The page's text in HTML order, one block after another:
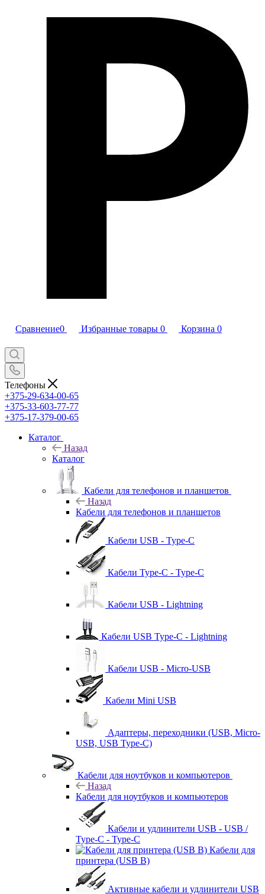
Сравнение0 Избранные товары 0 Корзина 0
Телефоны
+375-29-634-00-65
+375-33-603-77-77
+375-17-379-00-65
Каталог
Назад
Каталог
Кабели для телефонов и планшетов
Назад
Кабели для телефонов и планшетов
Кабели USB - Type-C
Кабели Type-C - Type-C
Кабели USB - Lightning
Кабели USB Type-C - Lightning
Кабели USB - Micro-USB
Кабели Mini USB
Адаптеры, переходники (USB, Micro-
USB, USB Type-C)
Кабели для ноутбуков и компьютеров
Назад
Кабели для ноутбуков и компьютеров
Кабели и удлинители USB - USB /
Type-C - Type-C
Кабели для
принтера (USB B)
Активные кабели и удлинители USB